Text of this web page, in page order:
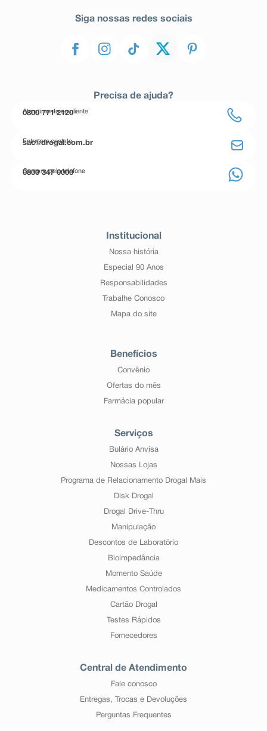
Siga nossas redes sociais
Precisa de ajuda?
Atendimento ao cliente
0800 771 2120
Entre em contato
sac@drogal.com.br
Compre pelo telefone
0800 347 0000
Institucional
Nossa história
Especial 90 Anos
Responsabilidades
Trabalhe Conosco
Mapa do site
Benefícios
Convênio
Ofertas do mês
Farmácia popular
Serviços
Bulário Anvisa
Nossas Lojas
Programa de Relacionamento Drogal Mais
Disk Drogal
Drogal Drive-Thru
Manipulação
Descontos de Laboratório
Bioimpedância
Momento Saúde
Medicamentos Controlados
Cartão Drogal
Testes Rápidos
Fornecedores
Central de Atendimento
Fale conosco
Entregas, Trocas e Devoluções
Perguntas Frequentes